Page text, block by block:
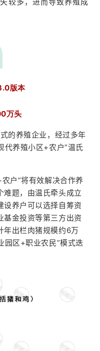
版本
万头
的养殖企业，经过多年
代养殖小区+农户”温氏
户”将有效解决合作养
难题，由温氏牵头成立
设养户可以选择自筹资
基金投资等第三方出资
年出栏肉猪规模约6万
园区+职业农民”模式迭